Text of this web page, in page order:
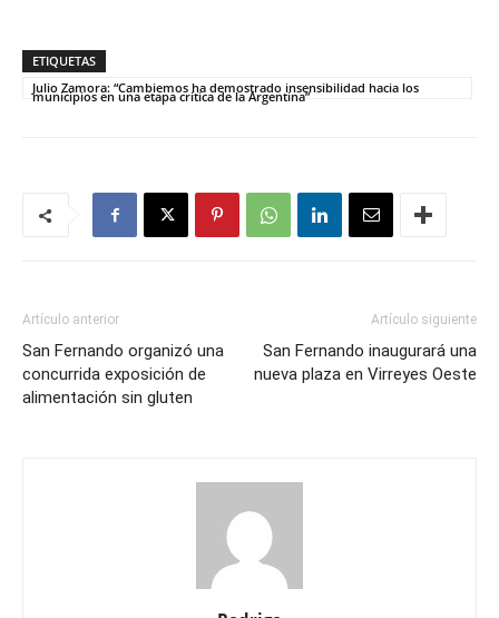
ETIQUETAS
Julio Zamora: “Cambiemos ha demostrado insensibilidad hacia los
municipios en una etapa crítica de la Argentina”
Artículo anterior
San Fernando organizó una
concurrida exposición de
alimentación sin gluten
Artículo siguiente
San Fernando inaugurará una
nueva plaza en Virreyes Oeste